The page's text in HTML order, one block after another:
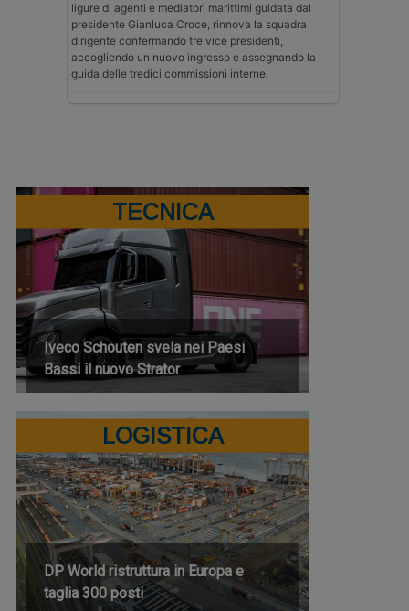
ligure di agenti e mediatori marittimi guidata dal
presidente Gianluca Croce, rinnova la squadra
dirigente confermando tre vice presidenti,
accogliendo un nuovo ingresso e assegnando la
guida delle tredici commissioni interne.
TECNICA
Iveco Schouten svela nei Paesi
Bassi il nuovo Strator
LOGISTICA
DP World ristruttura in Europa e
taglia 300 posti